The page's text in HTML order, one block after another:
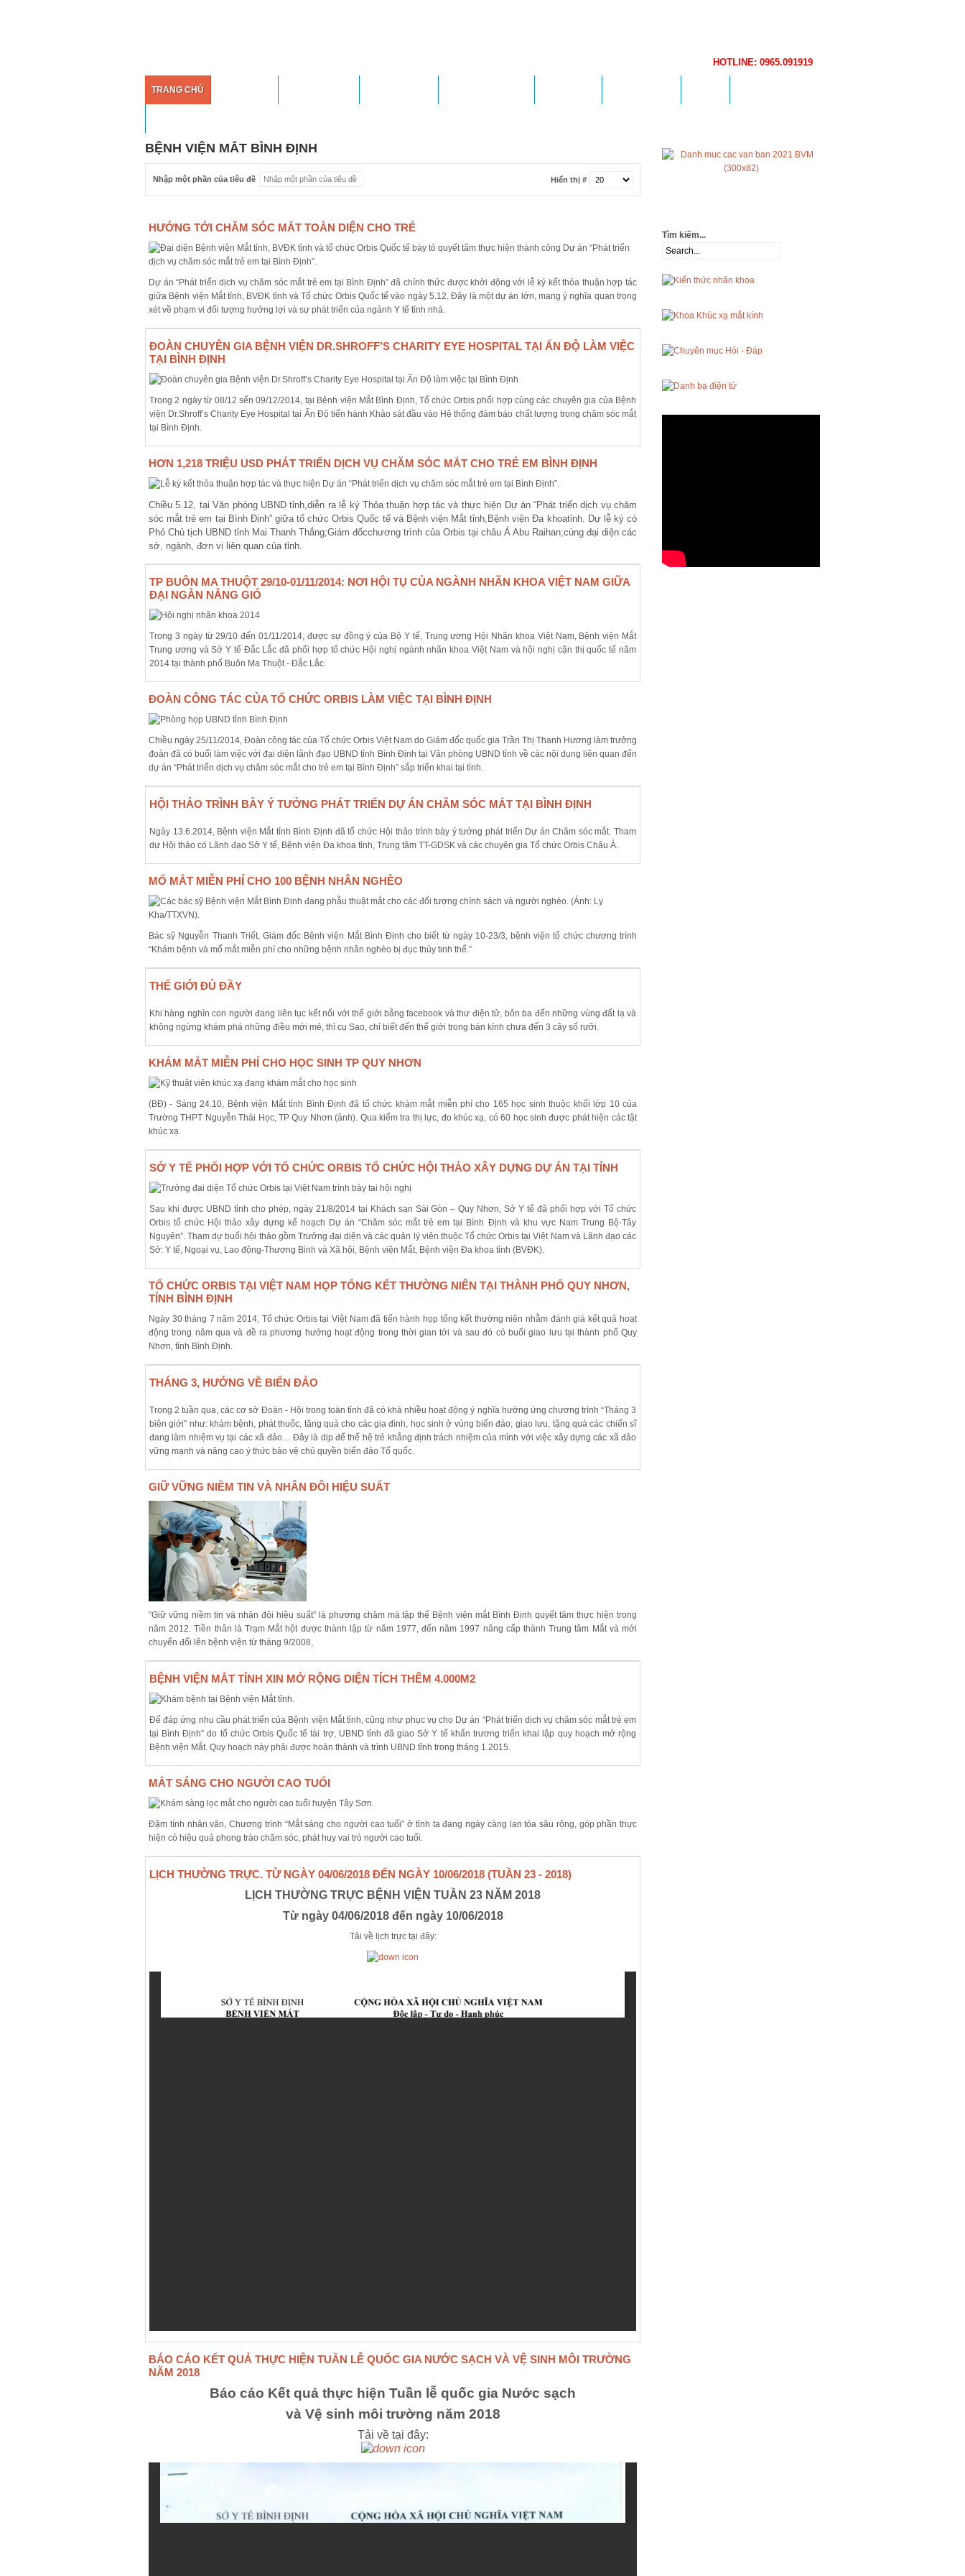
HOTLINE: 0965.091919
TRANG CHỦ
BỆNH VIỆN MẮT BÌNH ĐỊNH
Nhập một phần của tiêu đề Hiển thị #
HƯỚNG TỚI CHĂM SÓC MẮT TOÀN DIỆN CHO TRẺ
Dự án “Phát triển dịch vụ chăm sóc mắt trẻ em tại Bình Định” đã chính thức được khởi động với lễ ký kết thỏa thuận hợp tác
giữa Bệnh viện Mắt tỉnh, BVĐK tỉnh và Tổ chức Orbis Quốc tế vào ngày 5.12. Đây là một dự án lớn, mang ý nghĩa quan trọng
xét về phạm vi đối tượng hưởng lợi và sự phát triển của ngành Y tế tỉnh nhà.
ĐOÀN CHUYÊN GIA BỆNH VIỆN DR.SHROFF’S CHARITY EYE HOSPITAL TẠI ẤN ĐỘ LÀM VIỆC
TẠI BÌNH ĐỊNH
Trong 2 ngày từ 08/12 sến 09/12/2014, tại Bệnh viện Mắt Bình Định, Tổ chức Orbis phối hợp cùng các chuyên gia của Bệnh
viện Dr.Shroff’s Charity Eye Hospital tại Ấn Độ tiến hành Khảo sát đầu vào Hệ thống đảm báo chất lượng trong chăm sóc mắt
tại Bình Định.
HƠN 1,218 TRIỆU USD PHÁT TRIỂN DỊCH VỤ CHĂM SÓC MẮT CHO TRẺ EM BÌNH ĐỊNH
Chiều 5.12, tại Văn phòng UBND tỉnh,diễn ra lễ ký Thỏa thuận hợp tác và thực hiện Dự án “Phát triển dịch vụ chăm
sóc mắt trẻ em tại Bình Định” giữa tổ chức Orbis Quốc tế và Bệnh viện Mắt tỉnh, Bệnh viện Đa khoatỉnh. Dự lễ ký có
Phó Chủ tịch UBND tỉnh Mai Thanh Thắng;Giám đốcc hương trình của Orbis tại châu Á Abu Raihan;cùng đại diện các
sở, ngành, đơn vị liên quan của tỉnh.
TP BUÔN MA THUỘT 29/10-01/11/2014: NƠI HỘI TỤ CỦA NGÀNH NHÃN KHOA VIỆT NAM GIỮA
ĐẠI NGÀN NẮNG GIÓ
Trong 3 ngày từ 29/10 đến 01/11/2014, được sự đồng ý của Bộ Y tế, Trung ương Hội Nhãn khoa Việt Nam, Bệnh viện Mắt
Trung ương và Sở Y tế Đắc Lắc đã phối hợp tổ chức Hội nghị ngành nhãn khoa Việt Nam và hội nghị cận thị quốc tế năm
2014 tại thành phố Buôn Ma Thuột - Đắc Lắc.
ĐOÀN CÔNG TÁC CỦA TỔ CHỨC ORBIS LÀM VIỆC TẠI BÌNH ĐỊNH
Chiều ngày 25/11/2014, Đoàn công tác của Tổ chức Orbis Việt Nam do Giám đốc quốc gia Trần Thị Thanh Hương làm trưởng
đoàn đã có buổi làm việc với đại diện lãnh đạo UBND tỉnh Bình Định tại Văn phòng UBND tỉnh về các nội dung liên quan đến
dự án “Phát triển dịch vụ chăm sóc mắt cho trẻ em tại Bình Định” sắp triển khai tại tỉnh.
HỘI THẢO TRÌNH BÀY Ý TƯỞNG PHÁT TRIỂN DỰ ÁN CHĂM SÓC MẮT TẠI BÌNH ĐỊNH
Ngày 13.6.2014, Bệnh viện Mắt tỉnh Bình Định đã tổ chức Hội thảo trình bày ý tưởng phát triển Dự án Chăm sóc mắt. Tham
dự Hội thảo có Lãnh đạo Sở Y tế, Bệnh viện Đa khoa tỉnh, Trung tâm TT-GDSK và các chuyên gia Tổ chức Orbis Châu Á.
MỔ MẮT MIỄN PHÍ CHO 100 BỆNH NHÂN NGHÈO
Bác sỹ Nguyễn Thanh Triết, Giám đốc Bệnh viện Mắt Bình Định cho biết từ ngày 10-23/3, bệnh viện tổ chức chương trình
“Khám bệnh và mổ mắt miễn phí cho những bệnh nhân nghèo bị đục thủy tinh thể.”
THẾ GIỚI ĐỦ ĐẦY
Khi hàng nghìn con người đang liên tục kết nối với thế giới bằng facebook và thư điện tử, bôn ba đến những vùng đất lạ và
không ngừng khám phá những điều mới mẻ, thì cụ Sao, chỉ biết đến thế giới trong bán kính chưa đến 3 cây số rưỡi.
KHÁM MẮT MIỄN PHÍ CHO HỌC SINH TP QUY NHƠN
(BĐ) - Sáng 24.10, Bệnh viện Mắt tỉnh Bình Định đã tổ chức khám mắt miễn phí cho 165 học sinh thuộc khối lớp 10 của
Trường THPT Nguyễn Thái Học, TP Quy Nhơn (ảnh). Qua kiểm tra thị lực, đo khúc xạ, có 60 học sinh được phát hiện các tật
khúc xạ.
SỞ Y TẾ PHỐI HỢP VỚI TỔ CHỨC ORBIS TỔ CHỨC HỘI THẢO XÂY DỰNG DỰ ÁN TẠI TỈNH
Sau khi được UBND tỉnh cho phép, ngày 21/8/2014 tại Khách sạn Sài Gòn – Quy Nhơn, Sở Y tế đã phối hợp với Tổ chức
Orbis tổ chức Hội thảo xây dựng kế hoạch Dự án “Chăm sóc mắt trẻ em tại Bình Định và khu vực Nam Trung Bộ-Tây
Nguyên”. Tham dự buổi hội thảo gồm Trưởng đại diện và các quản lý viên thuộc Tổ chức Orbis tại Việt Nam và Lãnh đạo các
Sở: Y tế, Ngoại vụ, Lao động-Thương Binh và Xã hội, Bệnh viện Mắt, Bệnh viện Đa khoa tỉnh (BVĐK).
TỔ CHỨC ORBIS TẠI VIỆT NAM HỌP TỔNG KẾT THƯỜNG NIÊN TẠI THÀNH PHỐ QUY NHƠN,
TỈNH BÌNH ĐỊNH
Ngày 30 tháng 7 năm 2014, Tổ chức Orbis tại Việt Nam đã tiến hành họp tổng kết thường niên nhằm đánh giá kết quả hoạt
động trong năm qua và đề ra phương hướng hoạt động trong thời gian tới và sau đó có buổi giao lưu tại thành phố Quy
Nhơn, tỉnh Bình Định.
THÁNG 3, HƯỚNG VỀ BIỂN ĐẢO
Trong 2 tuần qua, các cơ sở Đoàn - Hội trong toàn tỉnh đã có khá nhiều hoạt động ý nghĩa hưởng ứng chương trình “Tháng 3
biên giới” như: khám bệnh, phát thuốc, tặng quà cho các gia đình, học sinh ở vùng biển đảo; giao lưu, tặng quà các chiến sĩ
đang làm nhiệm vụ tại các xã đảo… Đây là dịp để thế hệ trẻ khẳng định trách nhiệm của mình với việc xây dựng các xã đảo
vững mạnh và nâng cao ý thức bảo vệ chủ quyền biển đảo Tổ quốc.
GIỮ VỮNG NIỀM TIN VÀ NHÂN ĐÔI HIỆU SUẤT
”Giữ vững niềm tin và nhân đôi hiệu suất” là phương châm mà tập thể Bệnh viện mắt Bình Định quyết tâm thực hiện trong
năm 2012. Tiền thân là Trạm Mắt hột được thành lập từ năm 1977, đến năm 1997 nâng cấp thành Trung tâm Mắt và mới
chuyển đổi lên bệnh viện từ tháng 9/2008,
BỆNH VIỆN MẮT TỈNH XIN MỞ RỘNG DIỆN TÍCH THÊM 4.000M2
Để đáp ứng nhu cầu phát triển của Bệnh viện Mắt tỉnh, cũng như phục vụ cho Dự án “Phát triển dịch vụ chăm sóc mắt trẻ em
tại Bình Định” do tổ chức Orbis Quốc tế tài trợ, UBND tỉnh đã giao Sở Y tế khẩn trương triển khai lập quy hoạch mở rộng
Bệnh viện Mắt. Quy hoạch này phải được hoàn thành và trình UBND tỉnh trong tháng 1.2015.
MẮT SÁNG CHO NGƯỜI CAO TUỔI
Ðậm tính nhân văn, Chương trình “Mắt sáng cho người cao tuổi” ở tỉnh ta đang ngày càng lan tỏa sâu rộng, góp phần thực
hiện có hiệu quả phong trào chăm sóc, phát huy vai trò người cao tuổi.
LỊCH THƯỜNG TRỰC. TỪ NGÀY 04/06/2018 ĐẾN NGÀY 10/06/2018 (TUẦN 23 - 2018)
LỊCH THƯỜNG TRỰC BỆNH VIỆN TUẦN 23 NĂM 2018
Từ ngày 04/06/2018 đến ngày 10/06/2018
Tải về lịch trực tại đây:
BÁO CÁO KẾT QUẢ THỰC HIỆN TUẦN LỄ QUỐC GIA NƯỚC SẠCH VÀ VỆ SINH MÔI TRƯỜNG
NĂM 2018
Báo cáo Kết quả thực hiện Tuần lễ quốc gia Nước sạch
và Vệ sinh môi trường năm 2018
Tải về tại đây:
Tìm kiếm...